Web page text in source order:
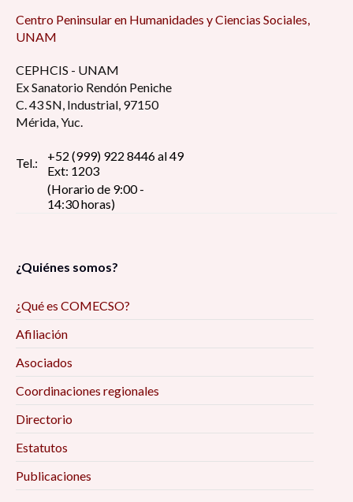
Centro Peninsular en Humanidades y Ciencias Sociales,
UNAM
CEPHCIS - UNAM
Ex Sanatorio Rendón Peniche
C. 43 SN, Industrial, 97150
Mérida, Yuc.
Tel.:
+52 (999) 922 8446 al 49
Ext: 1203
(Horario de 9:00 -
14:30 horas)
¿Quiénes somos?
¿Qué es COMECSO?
Afiliación
Asociados
Coordinaciones regionales
Directorio
Estatutos
Publicaciones